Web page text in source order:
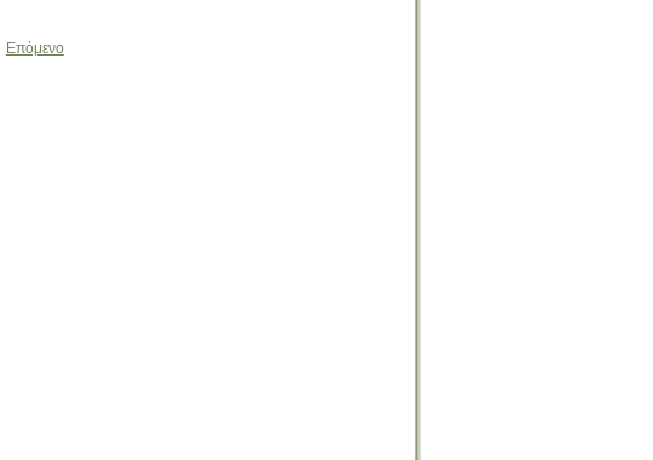
Επόμενο